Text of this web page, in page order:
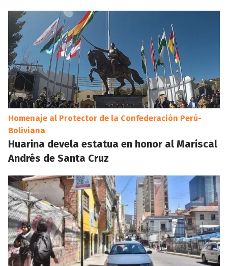
Homenaje al Protector de la Confederación Perú-
Boliviana
Huarina devela estatua en honor al Mariscal
Andrés de Santa Cruz